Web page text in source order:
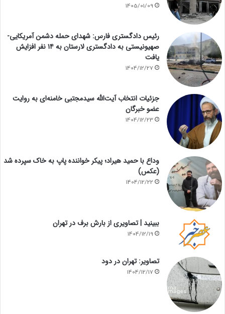
1405/01/09
رئیس دادگستری فارس: شهدای حمله دشمن آمریکایی-
صهیونیستی به دادگستری لارستان به ۱۴ نفر افزایش
یافت
1404/12/27
جزئیات انتخاب آیت‌الله سیدمجتبی خامنه‌ای به روایت
عضو خبرگان
1404/12/23
وداع با حمید هیراد؛ پیکر خواننده پاپ به خاک سپرده شد
(عکس)
1404/12/22
ببینید | تصاویری از بارش برف در تهران
1404/12/19
تصاویر: تهران در دود
1404/12/17